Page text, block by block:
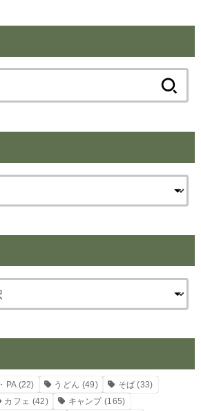
索:
PA(22) うどん (49) そば (33)
カフェ (42) キャンプ(165)